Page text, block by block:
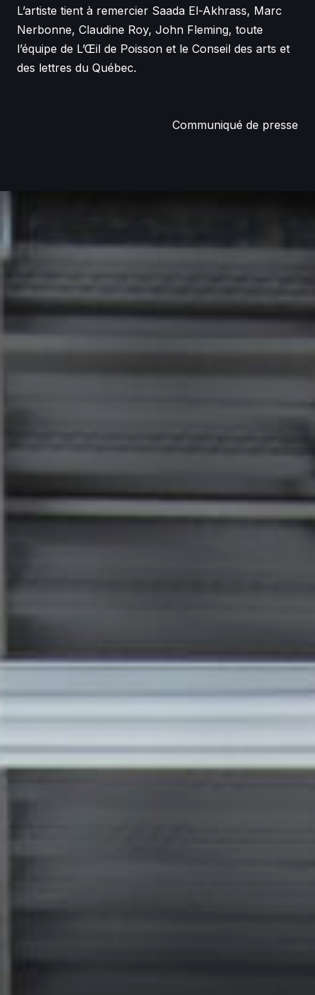
L’artiste tient à remercier Saada El-Akhrass, Marc
Nerbonne, Claudine Roy, John Fleming, toute
l’équipe de L’Œil de Poisson et le Conseil des arts et
des lettres du Québec.
Communiqué de presse